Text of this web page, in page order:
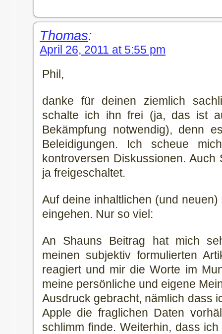
Thomas:
April 26, 2011 at 5:55 pm
Phil,
danke für deinen ziemlich
schalte ich ihn frei (ja, das ist
Bekämpfung notwendig), denn
Beleidigungen. Ich scheue
kontroversen Diskussionen. Auch
ja freigeschaltet.
Auf deine inhaltlichen (und
eingehen. Nur so viel:
An Shauns Beitrag hat mich
meinen subjektiv formulierten
reagiert und mir die Worte im
meine persönliche und eigene
Ausdruck gebracht, nämlich dass
Apple die fraglichen Daten
schlimm finde. Weiterhin, dass